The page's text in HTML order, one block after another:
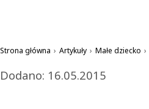
Strona główna › Artykuły › Małe dziecko ›
Dodano: 16.05.2015